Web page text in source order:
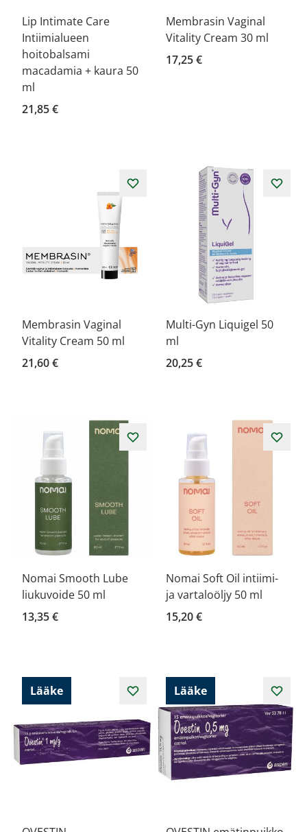
Lip Intimate Care
Intiimialueen
hoitobalsami
macadamia + kaura 50
ml
21,85 €
Membrasin Vaginal
Vitality Cream 30 ml
17,25 €
Membrasin Vaginal
Vitality Cream 50 ml
21,60 €
Multi-Gyn Liquigel 50
ml
20,25 €
Nomai Smooth Lube
liukuvoide 50 ml
13,35 €
Nomai Soft Oil intiimi-
ja vartaloöljy 50 ml
15,20 €
Lääke Lääke